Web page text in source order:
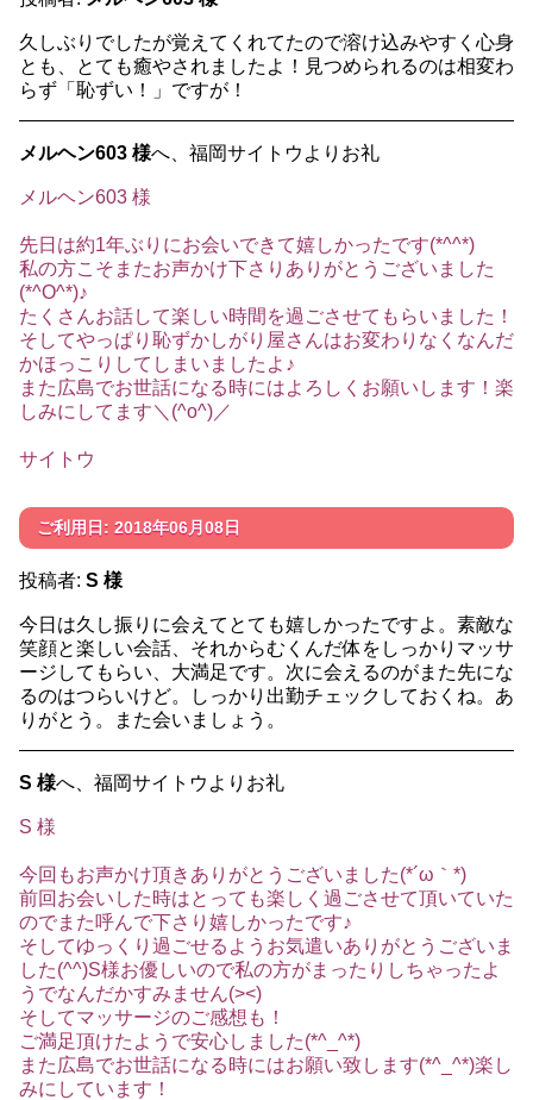
久しぶりでしたが覚えてくれてたので溶け込みやすく心身
とも、とても癒やされましたよ！見つめられるのは相変わ
らず「恥ずい！」ですが！
メルヘン603 様へ、福岡サイトウよりお礼
メルヘン603 様
先日は約1年ぶりにお会いできて嬉しかったです(*^^*)
私の方こそまたお声かけ下さりありがとうございました
(*^O^*)♪
たくさんお話して楽しい時間を過ごさせてもらいました！
そしてやっぱり恥ずかしがり屋さんはお変わりなくなんだ
かほっこりしてしまいましたよ♪
また広島でお世話になる時にはよろしくお願いします！楽
しみにしてます＼(^o^)／
サイトウ
ご利用日: 2018年06月08日
投稿者: S 様
今日は久し振りに会えてとても嬉しかったですよ。素敵な
笑顔と楽しい会話、それからむくんだ体をしっかりマッサ
ージしてもらい、大満足です。次に会えるのがまた先にな
るのはつらいけど。しっかり出勤チェックしておくね。あ
りがとう。また会いましょう。
S 様へ、福岡サイトウよりお礼
S 様
今回もお声かけ頂きありがとうございました(*´ω｀*)
前回お会いした時はとっても楽しく過ごさせて頂いていた
のでまた呼んで下さり嬉しかったです♪
そしてゆっくり過ごせるようお気遣いありがとうございま
した(^^)S様お優しいので私の方がまったりしちゃったよ
うでなんだかすみません(><)
そしてマッサージのご感想も！
ご満足頂けたようで安心しました(*^_^*)
また広島でお世話になる時にはお願い致します(*^_^*)楽し
みにしています！